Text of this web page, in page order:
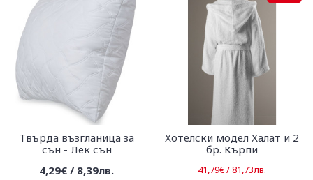
Твърда възгланица за
сън - Лек сън
4,29€ / 8,39лв.
Хотелски модел Халат и 2
бр. Кърпи
41,79€ / 81,73лв.